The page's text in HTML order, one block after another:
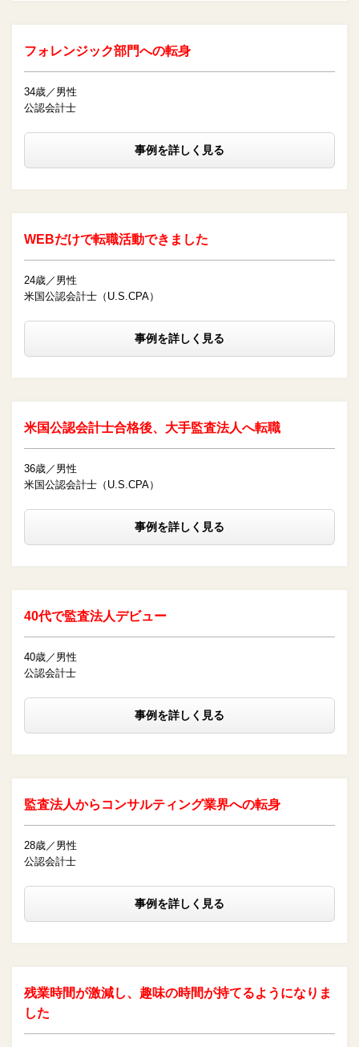
フォレンジック部門への転身
34歳／男性
公認会計士
事例を詳しく見る
WEBだけで転職活動できました
24歳／男性
米国公認会計士（U.S.CPA）
事例を詳しく見る
米国公認会計士合格後、大手監査法人へ転職
36歳／男性
米国公認会計士（U.S.CPA）
事例を詳しく見る
40代で監査法人デビュー
40歳／男性
公認会計士
事例を詳しく見る
監査法人からコンサルティング業界への転身
28歳／男性
公認会計士
事例を詳しく見る
残業時間が激減し、趣味の時間が持てるようになりま
した